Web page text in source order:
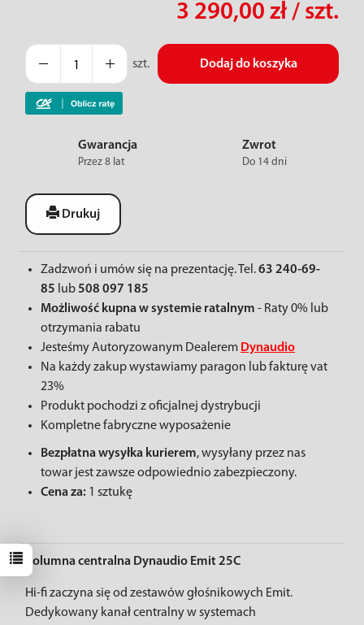
3 290,00 zł / szt.
szt. Dodaj do koszyka
Gwarancja
Przez 8 lat
Zwrot
Do 14 dni
Drukuj
Zadzwoń i umów się na prezentację. Tel.63 240-69-
85 lub508 097 185
Możliwość kupna w systemie ratalnym - Raty 0% lub
otrzymania rabatu
Jesteśmy Autoryzowanym Dealerem Dynaudio
Na każdy zakup wystawiamy paragon lub fakturę vat
23%
Produkt pochodzi z oficjalnej dystrybucji
Kompletne fabryczne wyposażenie
Bezpłatna wysyłka kurierem, wysyłany przez nas
towar jest zawsze odpowiednio zabezpieczony.
Cena za: 1 sztukę
Kolumna centralna Dynaudio Emit 25C
Hi-fi zaczyna się od zestawów głośnikowych Emit.
Dedykowany kanał centralny w systemach